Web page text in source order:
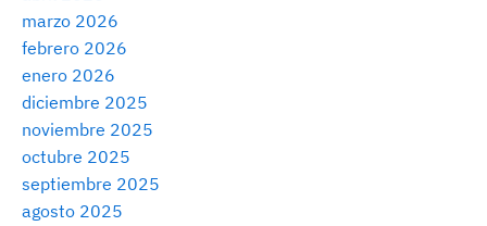
marzo 2026
febrero 2026
enero 2026
diciembre 2025
noviembre 2025
octubre 2025
septiembre 2025
agosto 2025